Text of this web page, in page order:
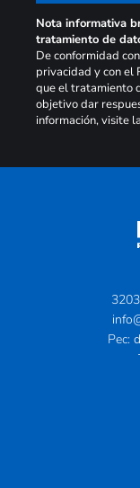
Nota informativa
tratamiento de
De conformidad
privacidad y con el
que el tratamiento
objetivo dar
información, visite
Pec: